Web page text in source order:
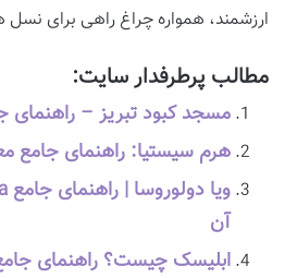
ارزشمند، همواره چراغ راهی برای
مطالب پرطرفدار سایت:
مسجد کبود تبریز – راهنمای
هرم سیستیا: راهنمای جامع
آن
ابلیسک چیست؟ راهنمای